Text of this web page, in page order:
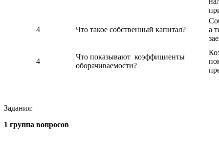
4 Что такое собственный капитал?
а
4
Что показывают коэффициенты
оборачиваемости?
Задания:
1 группа вопросов